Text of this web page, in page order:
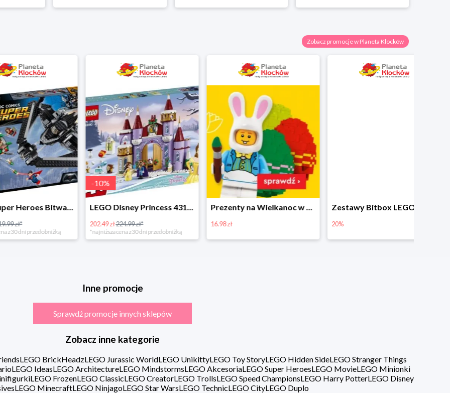
Zobacz promocje w Planeta Klocków
LEGO Super Heroes Bitwa powietrzna w super cenie
obniżką
-10%
LEGO Disney Princess 43180 Zimowe święto w zamku Belli
224.99 zł*
*najniższa cena z 30 dni przed obniżką
Prezenty na Wielkanoc w Planecie Klocków od 16,99 zł Zestawy Bitbox LEGO Vidiyo w Planecie Klocków -20%
Inne promocje
Sprawdź promocje innych sklepów
Zobacz inne kategorie
LEGO BrickHeadzLEGO Jurassic WorldLEGO UnikittyLEGO Toy StoryLEGO Hidden SideLEGO Stranger Things
LEGO IdeasLEGO ArchitectureLEGO MindstormsLEGO AkcesoriaLEGO Super HeroesLEGO MovieLEGO Minionki
LEGO FrozenLEGO ClassicLEGO CreatorLEGO TrollsLEGO Speed ChampionsLEGO Harry PotterLEGO Disney
LEGO MinecraftLEGO NinjagoLEGO Star WarsLEGO TechnicLEGO CityLEGO Duplo